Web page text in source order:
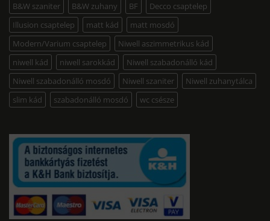
B&W szaniter
B&W zuhany BF
Decco csaptelep
Illusion csaptelep
matt kád
matt mosdó
Modern/Varium csaptelep
Niwell aszimmetrikus kád
niwell kád
niwell sarokkád
Niwell szabadonálló kád
Niwell szabadonálló mosdó
Niwell szaniter
Niwell zuhanytálca
slim kád
szabadonálló mosdó wc csésze